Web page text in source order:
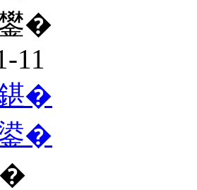
�
11
�
�
�